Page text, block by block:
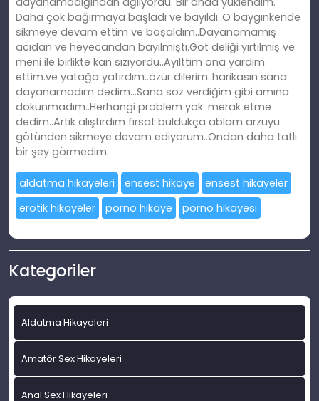
Daha çok bağırmaya başladı ve bayıldı..O baygınkende
sikmeye devam ettim ve boşaldım..Dayanamamış
acıdan ve heyecandan bayılmıştı.Göt deliği yırtılmış ve
meni ile birlikte kan sızıyordu..Ayılttım ona yardım
ettim.ve yatağa yatırdım..özür dilerim..harikasın sana
dayanamadım dedim…Sana söz verdiğim gibi amına
dokunmadım..Herhangi problem yok. merak etme
dedim..Artık alıştırdım fırsat buldukça ablam arzuyu
götünden sikmeye devam ediyorum..Ondan daha tatlı
bir şey görmedim.
aldatma hikayeleri ensest hikaye
ensest hikayeler
erotik hikayeler
porno hikaye porno hikayesi
Kategoriler
Aldatma Hikayeleri
Amatör Sex Hikayeleri
Anal Sex Hikayeleri